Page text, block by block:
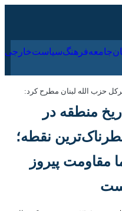
ورزش جهان جامعه فرهنگ
حزب الله لبنان مطرح کرد:
منطقه در
نقطه؛ اما
پیروز است